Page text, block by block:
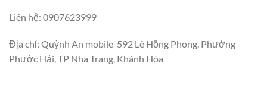
Liên hệ: 0907623999
Địa chỉ: Quỳnh An mobile 592 Lê Hồng Phong, Phường
Phước Hải, TP Nha Trang, Khánh Hòa